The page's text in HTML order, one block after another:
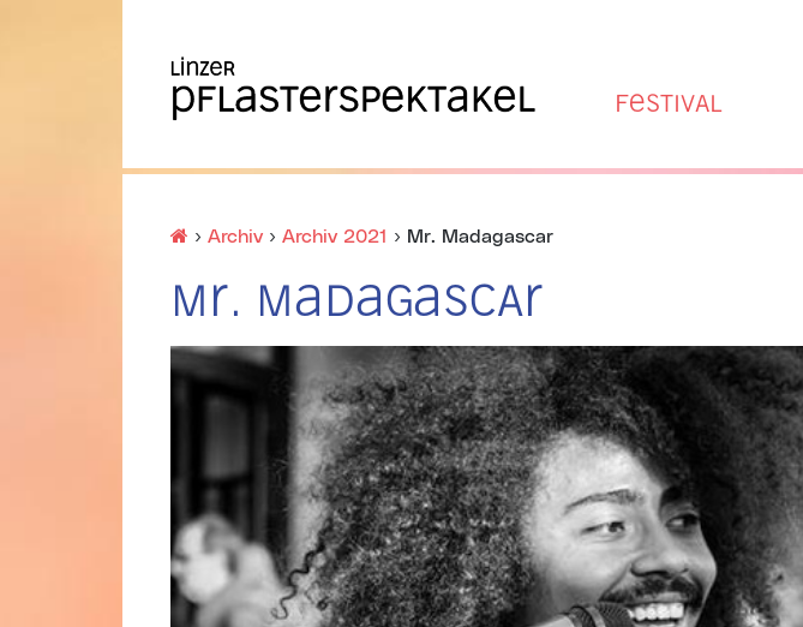
Festival
Startseite
› Archiv › Archiv 2021 › Mr. Madagascar
Mr. Madagascar